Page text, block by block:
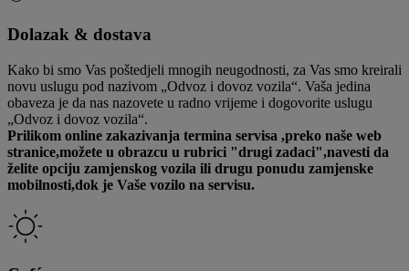
Dolazak & dostava
Kako bi smo Vas poštedjeli mnogih neugodnosti, za Vas smo kreirali
novu uslugu pod nazivom „Odvoz i dovoz vozila“. Vaša jedina
obaveza je da nas nazovete u radno vrijeme i dogovorite uslugu
„Odvoz i dovoz vozila“.
Prilikom online zakazivanja termina servisa ,preko naše web
stranice,možete u obrazcu u rubrici "drugi zadaci",navesti da
želite opciju zamjenskog vozila ili drugu ponudu zamjenske
mobilnosti,dok je Vaše vozilo na servisu.